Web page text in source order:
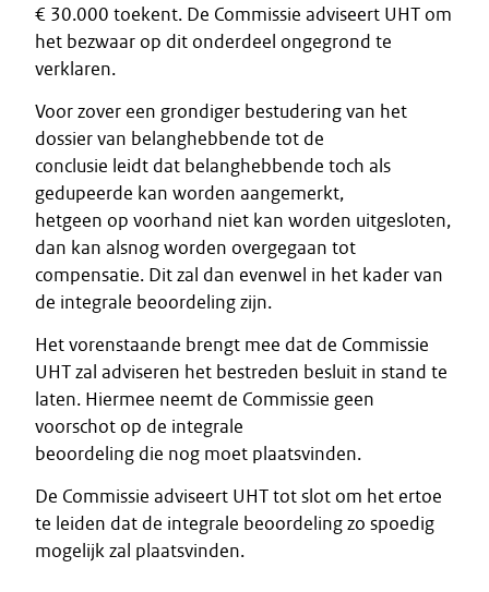
€ 30.000 toekent. De Commissie adviseert UHT om
het bezwaar op dit onderdeel ongegrond te
verklaren.
Voor zover een grondiger bestudering van het
dossier van belanghebbende tot de
conclusie leidt dat belanghebbende toch als
gedupeerde kan worden aangemerkt,
hetgeen op voorhand niet kan worden uitgesloten,
dan kan alsnog worden overgegaan tot
compensatie. Dit zal dan evenwel in het kader van
de integrale beoordeling zijn.
Het vorenstaande brengt mee dat de Commissie
UHT zal adviseren het bestreden besluit in stand te
laten. Hiermee neemt de Commissie geen
voorschot op de integrale
beoordeling die nog moet plaatsvinden.
De Commissie adviseert UHT tot slot om het ertoe
te leiden dat de integrale beoordeling zo spoedig
mogelijk zal plaatsvinden.